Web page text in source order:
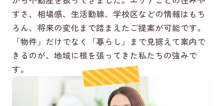
すさ、相場感、生活動線、学校区などの情報はもち
ろん、将来の変化まで踏まえたご提案が可能です。
「物件」だけでなく「暮らし」まで見据えて案内で
きるのが、地域に根を張ってきた私たちの強みで
す。